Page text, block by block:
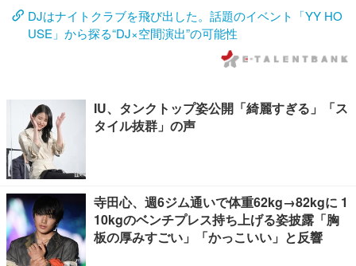
DJはナイトクラブを飛び出した。話題のイベント「YY HO
USE」から探る“DJ×空間演出”の可能性
IU、タンクトップ姿公開「綺麗すぎる」「ス
タイル抜群」の声
寺田心、週6ジム通いで体重62kg→82kgに 1
10kgのベンチプレス持ち上げる姿披露「胸
板の厚みすごい」「かっこいい」と反響